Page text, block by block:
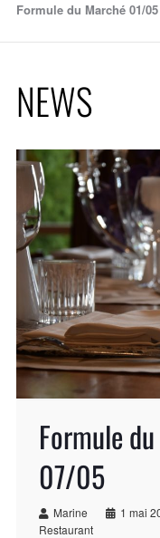
Formule du Marché 01/
NEWS
Formule
07/05
Marine 1 mai
Restaurant